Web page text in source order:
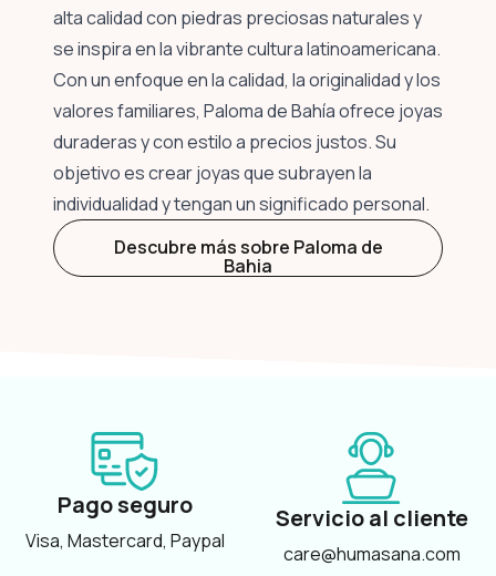
alta calidad con piedras preciosas naturales y
se inspira en la vibrante cultura latinoamericana.
Con un enfoque en la calidad, la originalidad y los
valores familiares, Paloma de Bahía ofrece joyas
duraderas y con estilo a precios justos. Su
objetivo es crear joyas que subrayen la
individualidad y tengan un significado personal.
Descubre más sobre Paloma de
Bahia
Pago seguro
Visa, Mastercard, Paypal
Servicio al cliente
care@humasana.com